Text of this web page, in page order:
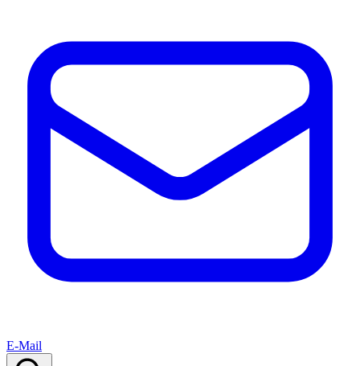
E-Mail